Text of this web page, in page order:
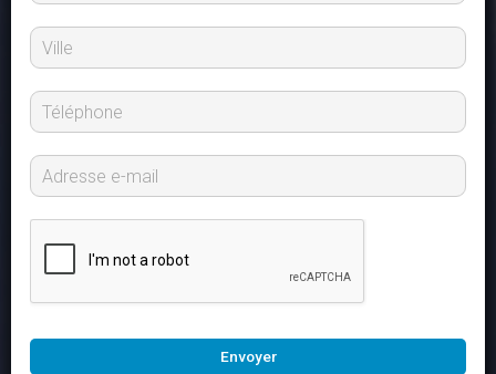
Envoyer